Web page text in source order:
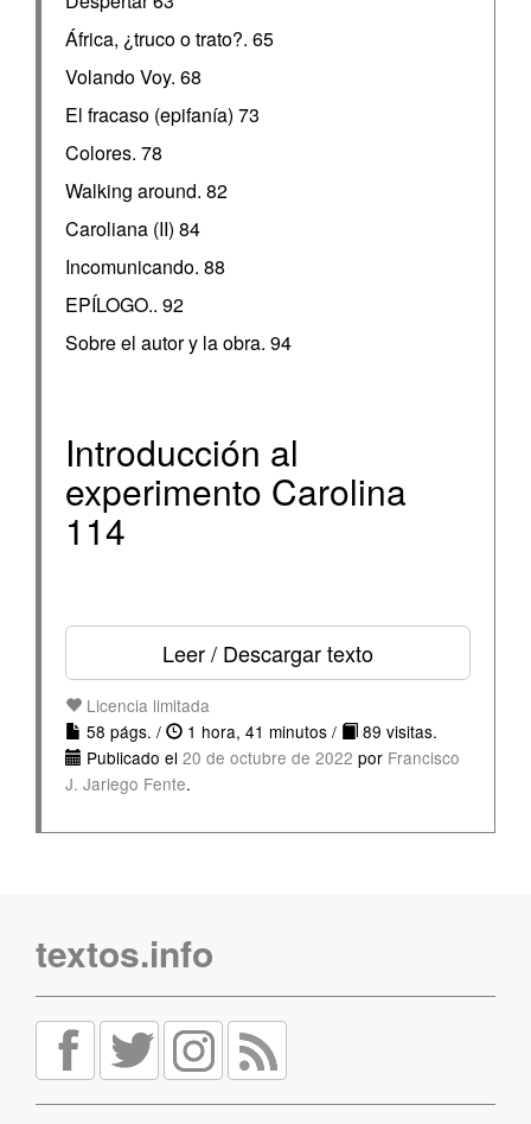
África, ¿truco o trato?. 65
Volando Voy. 68
El fracaso (epifanía) 73
Colores. 78
Walking around. 82
Caroliana (II) 84
Incomunicando. 88
EPÍLOGO.. 92
Sobre el autor y la obra. 94
Introducción al
experimento Carolina
114
Leer / Descargar texto
Licencia limitada
58 págs. /
1 hora, 41 minutos /
89 visitas.
Publicado el 20 de octubre de 2022 por Francisco
J. Jariego Fente.
textos.info